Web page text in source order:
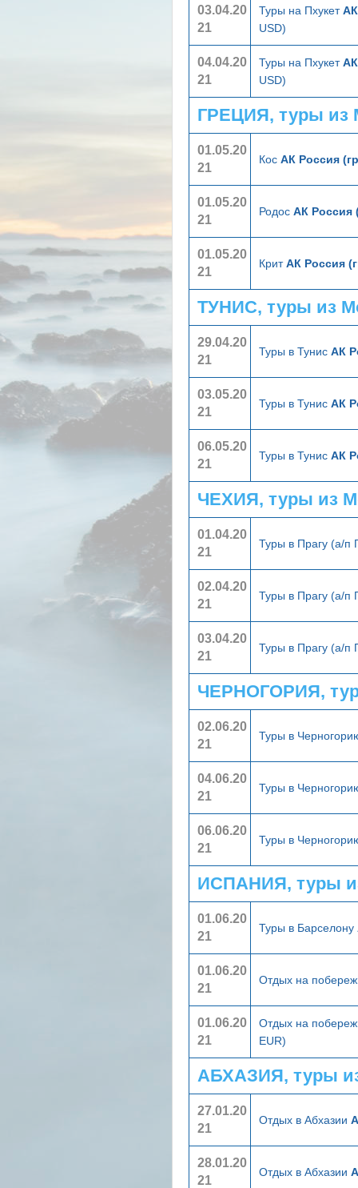
03.04.20
21
Туры на Пхукет
USD)
04.04.20
21
Туры на Пхукет
USD)
ГРЕЦИЯ, туры из
01.05.20
21
Кос АК Россия
01.05.20
21
Родос АК Россия
01.05.20
21
КритАК Россия
ТУНИС, туры из
29.04.20
21
Туры в Тунис АК
03.05.20
21
Туры в Тунис АК
06.05.20
21
Туры в Тунис АК
ЧЕХИЯ, туры из
01.04.20
21
Туры в Прагу (а/п
02.04.20
21
Туры в Прагу (а/п
03.04.20
21
Туры в Прагу (а/п
ЧЕРНОГОРИЯ,
02.06.20
21
Туры в
04.06.20
21
Туры в
06.06.20
21
Туры в
ИСПАНИЯ, туры
01.06.20
21
Туры в Барселону
01.06.20
21
Отдых на
01.06.20
21
Отдых на
EUR)
АБХАЗИЯ, туры
27.01.20
21
Отдых в Абхазии
28.01.20
21
Отдых в Абхазии